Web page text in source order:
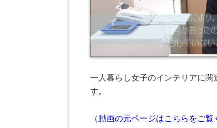
一人暮らし女子のインテリアに関
す。
（動画の元ページはこちらをご覧